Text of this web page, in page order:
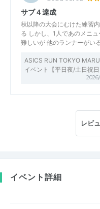
サブ４達成
秋以降の大会にむけた練習
る しかし、1人であのメニ
難しいが 他のランナーがい
ASICS RUN TOKYO
イベント【平日夜/土日祝日
レビ
イベント詳細